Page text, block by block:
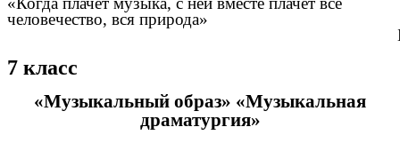
человечество, вся природа»
7 класс
«Музыкальный образ» «Музыкальная
драматургия»